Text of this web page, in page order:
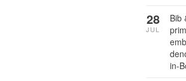
Bib
in-
28
JUL